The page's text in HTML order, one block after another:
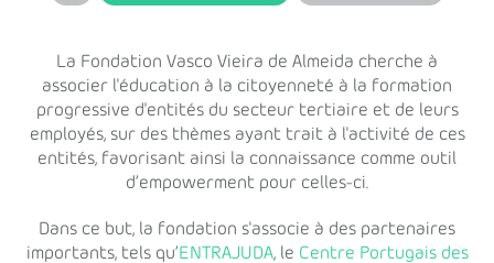
La Fondation Vasco Vieira de Almeida cherche à
associer l'éducation à la citoyenneté à la formation
progressive d'entités du secteur tertiaire et de leurs
employés, sur des thèmes ayant trait à l'activité de ces
entités, favorisant ainsi la connaissance comme outil
d’empowerment pour celles-ci.
Dans ce but, la fondation s'associe à des partenaires
importants, tels qu’ENTRAJUDA, le Centre Portugais des